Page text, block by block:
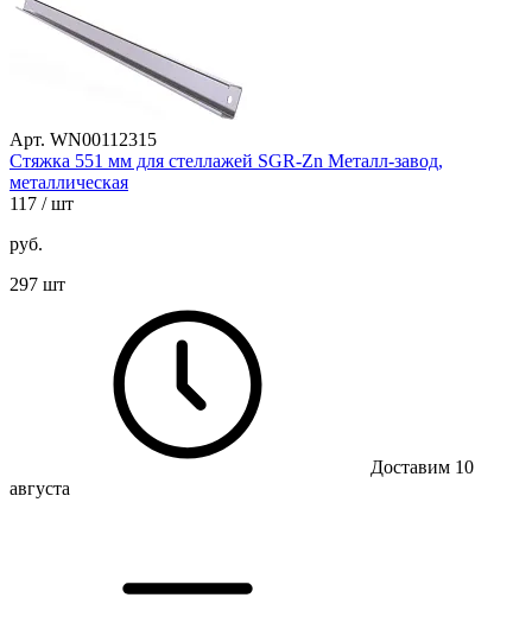
Арт. WN00112315
Стяжка 551 мм для стеллажей SGR-Zn Металл-завод,
металлическая
117 / шт
руб.
297 шт
Доставим 10
августа